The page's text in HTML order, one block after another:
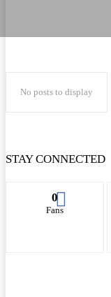
No posts to display
STAY CONNECTED
0
Fans